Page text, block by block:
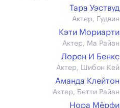
Тара Уэствуд
Актер, Гудвин
Кэти Мориарти
Актер, Ма Райан
Лорен И Бенкс
Актер, Шибон Кей
Аманда Клейтон
Актер, Бетти Райан
Нора Мёрфи